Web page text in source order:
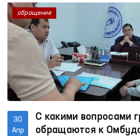
продлении инвалидности
получении пособия по
30
Апр
С какими вопросами
обращаются к
обращение